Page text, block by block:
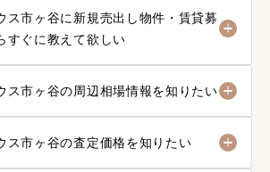
ス市ヶ谷に新規売出し物件・賃貸募
すぐに教えて欲しい
ス市ヶ谷の周辺相場情報を知りたい
ス市ヶ谷の査定価格を知りたい